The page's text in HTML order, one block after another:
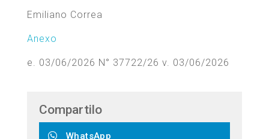
Emiliano Correa
Anexo
e. 03/06/2026 N° 37722/26 v. 03/06/2026
Compartilo
WhatsApp